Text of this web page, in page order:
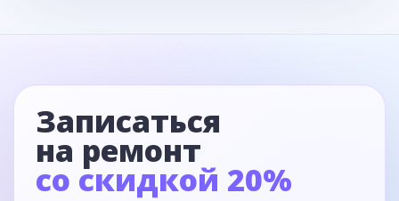
Записаться
на ремонт
со скидкой 20%